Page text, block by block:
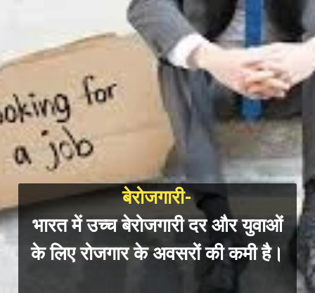
बेरोजगारी-
भारत में उच्च बेरोजगारी दर और युवाओं
के लिए रोजगार के अवसरों की कमी है।